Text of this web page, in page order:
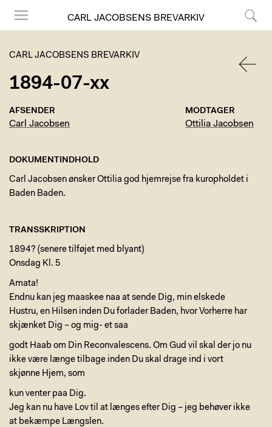
CARL JACOBSENS BREVARKIV
CARL JACOBSENS BREVARKIV
1894-07-xx
AFSENDER
Carl Jacobsen
MODTAGER
Ottilia Jacobsen
DOKUMENTINDHOLD
Carl Jacobsen ønsker Ottilia god hjemrejse fra kuropholdet i
Baden Baden.
TRANSSKRIPTION
1894? (senere tilføjet med blyant)
Onsdag Kl. 5
Amata!
Endnu kan jeg maaskee naa at sende Dig, min elskede
Hustru, en Hilsen inden Du forlader Baden, hvor Vorherre har
skjænket Dig – og mig- et saa
godt Haab om Din Reconvalescens. Om Gud vil skal der jo nu
ikke være længe tilbage inden Du skal drage ind i vort
skjønne Hjem, som
kun venter paa Dig.
Jeg kan nu have Lov til at længes efter Dig – jeg behøver ikke
at bekæmpe Længslen.